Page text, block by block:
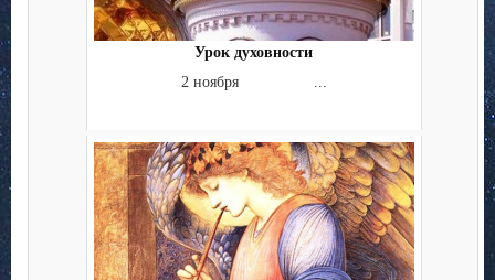
Урок духовности
2 ноября ...